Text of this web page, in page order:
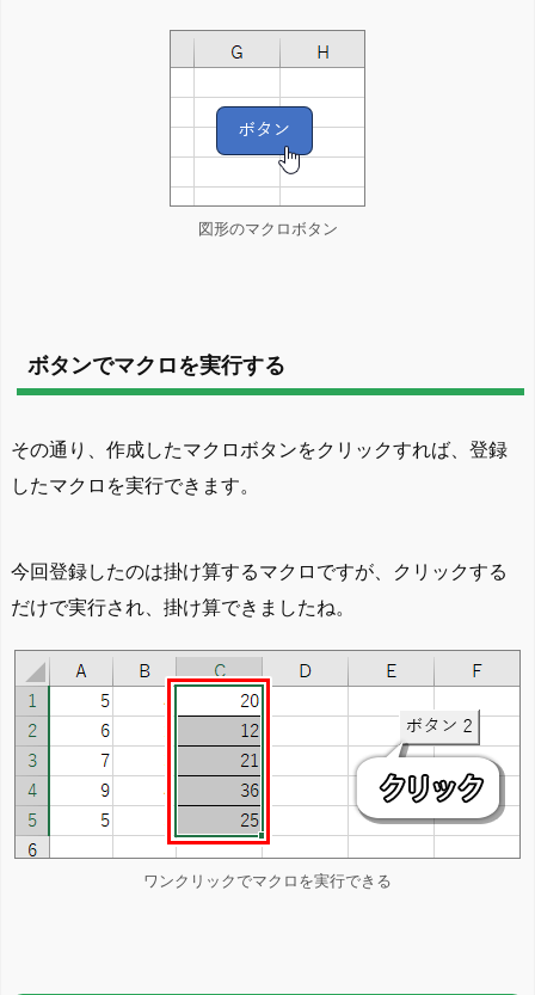
図形のマクロボタン
ボタンでマクロを実行する
その通り、作成したマクロボタンをクリックすれば、登録
したマクロを実行できます。
今回登録したのは掛け算するマクロですが、クリックする
だけで実行され、掛け算できましたね。
ワンクリックでマクロを実行できる